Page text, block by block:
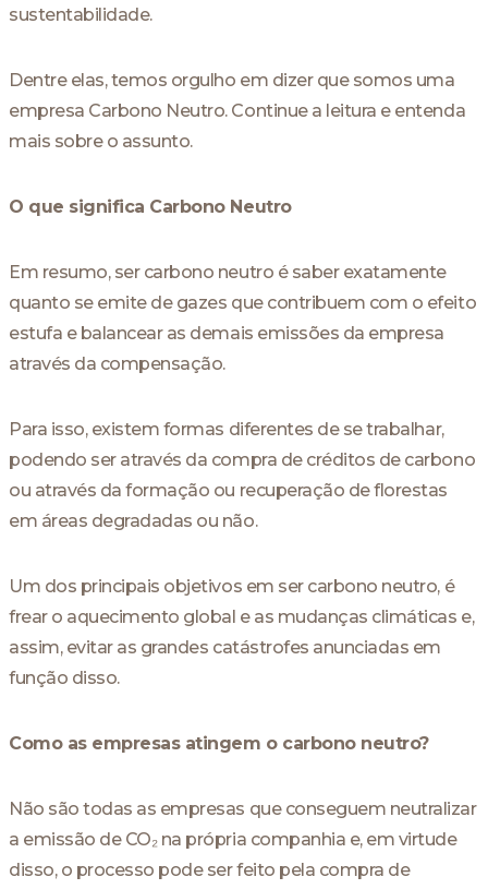
sustentabilidade.
Dentre elas, temos orgulho em dizer que somos uma
empresa Carbono Neutro. Continue a leitura e entenda
mais sobre o assunto.
O que significa Carbono Neutro
Em resumo, ser carbono neutro é saber exatamente
quanto se emite de gazes que contribuem com o efeito
estufa e balancear as demais emissões da empresa
através da compensação.
Para isso, existem formas diferentes de se trabalhar,
podendo ser através da compra de créditos de carbono
ou através da formação ou recuperação de florestas
em áreas degradadas ou não.
Um dos principais objetivos em ser carbono neutro, é
frear o aquecimento global e as mudanças climáticas e,
assim, evitar as grandes catástrofes anunciadas em
função disso.
Como as empresas atingem o carbono neutro?
Não são todas as empresas que conseguem neutralizar
a emissão de CO₂ na própria companhia e, em virtude
disso, o processo pode ser feito pela compra de